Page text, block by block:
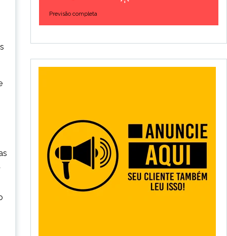
Previsão completa